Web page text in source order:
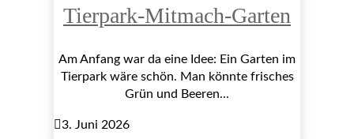
Tierpark-Mitmach-Garten
Am Anfang war da eine Idee: Ein Garten im
Tierpark wäre schön. Man könnte frisches
Grün und Beeren...
3. Juni 2026